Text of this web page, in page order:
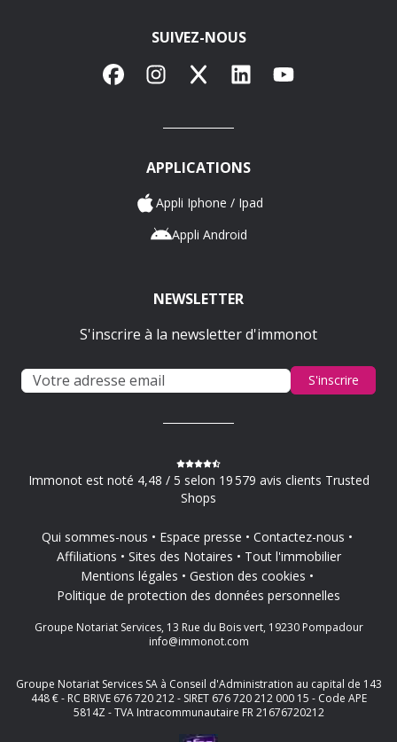
SUIVEZ-NOUS
FacebookInstagram
X LinkedInYouTube
APPLICATIONS
Appli Iphone / Ipad
Appli Android
NEWSLETTER
S'inscrire à la newsletter d'immonot
S'inscrire
Immonot est noté 4,48 / 5 selon 19 579 avis clients Trusted
Shops
Qui sommes-nous Espace presse
Contactez-nous
Affiliations
Sites des Notaires
Tout l'immobilier
Mentions légales
Gestion des cookies
Politique de protection des données personnelles
Groupe Notariat Services, 13 Rue du Bois vert, 19230 Pompadour
info@immonot.com
Groupe Notariat Services SA à Conseil d'Administration au capital de 143
448 € - RC BRIVE 676 720 212 - SIRET 676 720 212 000 15 - Code APE
5814Z - TVA Intracommunautaire FR 21676720212